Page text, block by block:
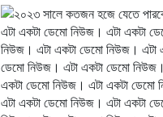
এটা একটা ডেমো নিউজ। এটা একটা
নিউজ। এটা একটা ডেমো নিউজ। এটা
ডেমো নিউজ। এটা একটা ডেমো
একটা ডেমো নিউজ। এটা একটা ডেমো
এটা একটা ডেমো নিউজ। এটা একটা